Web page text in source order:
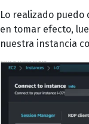
Lo realizado
en tomar efecto,
nuestra instancia